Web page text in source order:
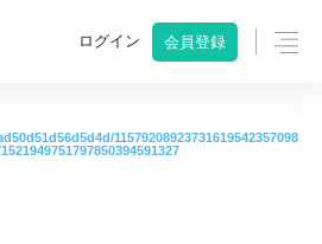
ログイン 会員登録
11579208923731619542357098